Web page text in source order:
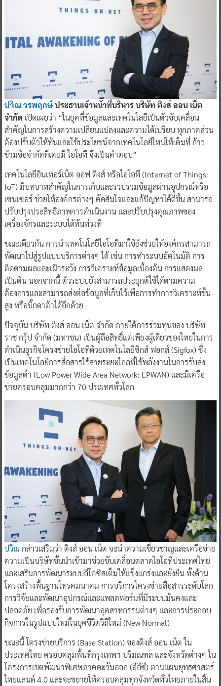
ปวิณ วรพฤกษ์ประธานเจ้าหน้าที่บริหาร บริษัท ติงส์ ออน เน็ต
จำกัด เปิดเผยว่า “ในยุคที่ข้อมูลและเทคโนโลยีเป็นตัวขับเคลื่อน
สำคัญในการสร้างความเปลี่ยนแปลงและความได้เปรียบ ทุกภาคส่วน
ต้องปรับตัวให้ทันและใช้ประโยชน์จากเทคโนโลยีใหม่ให้เต็มที่ ก้าว
ข้ามข้อจำกัดที่เคยมี ไอโอที จึงเป็นคำตอบ”
เทคโนโลยีอินเทอร์เน็ต ออฟ ติงส์ หรือไอโอที (Internet of Things:
IoT) มีบทบาทสำคัญในการเก็บและรวบรวมข้อมูลผ่านอุปกรณ์หรือ
เซนเซอร์ ช่วยให้องค์กรต่างๆ ตัดสินใจและแก้ปัญหาได้ดีขึ้น สามารถ
ปรับปรุงประสิทธิภาพการดำเนินงาน และปรับปรุงคุณภาพของ
เครื่องจักรและระบบได้ทันท่วงที
ขณะเดียวกัน การนำเทคโนโลยีไอโอทีมาใช้ยังช่วยให้องค์กรสามารถ
พัฒนาไปสู่รูปแบบบริการต่างๆ ได้ เช่น การทำระบบอัตโนมัติ การ
ติดตามผลและเฝ้าระวัง การวิเคราะห์ข้อมูลเบื้องต้น การแสดงผล
เป็นต้น นอกจากนี้ ตัวระบบยังสามารถประยุกต์ใช้ได้ตามความ
ต้องการและสามารถส่งต่อข้อมูลที่เก็บไว้เพื่อการทำการวิเคราะห์ชั้น
สูง หรือบิ๊กดาต้าได้อีกด้วย
ปัจจุบัน บริษัท ติงส์ ออน เน็ต จำกัด ภายใต้การร่วมทุนของ บริษัท
ราช กรุ๊ป จำกัด (มหาชน) เป็นผู้ถือสิทธิ์แต่เพียงผู้เดียวของไทยในการ
ดำเนินธุรกิจโครงข่ายไอโอทีด้วยเทคโนโลยีซิกส์ ฟอกส์ (Sigfox) ซึ่ง
เป็นเทคโนโลยีการสื่อสารไร้สายระยะไกลที่ใช้พลังงานในการรับส่ง
ข้อมูลต่ำ (Low Power Wide Area Network: LPWAN) และมีเครือ
ข่ายครอบคลุมมากกว่า 70 ประเทศทั่วโลก
ปวิณ กล่าวเสริมว่า ติงส์ ออน เน็ต จะนำความเชี่ยวชาญและเครือข่าย
ความเป็นบริษัทชั้นนำเข้ามาช่วยขับเคลื่อนตลาดไอโอทีประเทศไทย
และเสริมการพัฒนาระบบอีโคซิสเต็มให้แข็งแกร่งและยั่งยืน ทั้งด้าน
โครงสร้างพื้นฐานโทรคมนาคม การบริการโครงข่ายสื่อสารระดับโลก
การวิจัยและพัฒนาอุปกรณ์และแพลตฟอร์มที่มีระบบมั่นคงและ
ปลอดภัย เพื่อรองรับการพัฒนาอุตสาหกรรมต่างๆ และการประกอบ
กิจการในรูปแบบใหม่ในยุคชีวิตวิถีใหม่ (New Normal)
ขณะนี้ โครงข่ายบริการ (Base Station) ของติงส์ ออน เน็ต ใน
ประเทศไทย ครอบคลุมพื้นที่กรุงเทพฯ ปริมณฑล และจังหวัดต่างๆ ใน
โครงการเขตพัฒนาพิเศษภาคตะวันออก (อีอีซี) ตามแผนยุทธศาสตร์
ไทยแลนด์ 4.0 และจะขยายให้ครอบคลุมทุกจังหวัดทั่วไทยภายในสิ้น